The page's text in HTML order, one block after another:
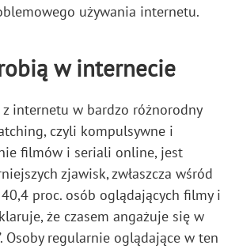
używania internetu.
w internecie
z internetu w bardzo różnorodny
czyli kompulsywne i
filmów i seriali online, jest
zjawisk, zwłaszcza wśród
40,4 proc. osób oglądających filmy i
że czasem angażuje się w
Osoby regularnie oglądające w ten